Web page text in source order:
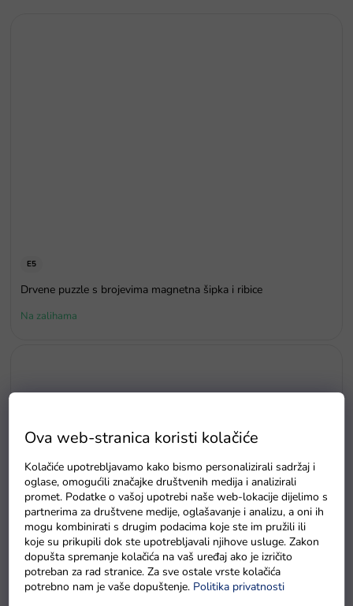
Ova web-stranica koristi kolačiće
Kolačiće upotrebljavamo kako bismo personalizirali sadržaj i
oglase, omogućili značajke društvenih medija i analizirali
promet. Podatke o vašoj upotrebi naše web-lokacije dijelimo s
partnerima za društvene medije, oglašavanje i analizu, a oni ih
mogu kombinirati s drugim podacima koje ste im pružili ili
koje su prikupili dok ste upotrebljavali njihove usluge. Zakon
dopušta spremanje kolačića na vaš uređaj ako je izričito
potreban za rad stranice. Za sve ostale vrste kolačića
potrebno nam je vaše dopuštenje. Politika privatnosti
E5
Drvene puzzle s brojevima magnetna šipka i ribice
Na zalihama
Mašnice za električni auto za djecu, roze, širine 3 cm